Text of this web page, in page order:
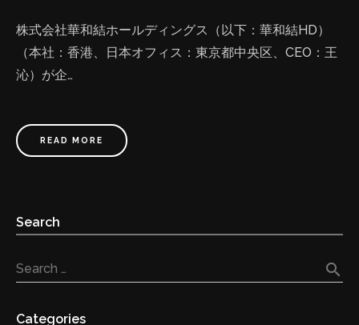
株式会社華和結ホールディングス（以下：華和結HD）
（本社：香港、日本オフィス：東京都中央区、CEO：王
沁）が企…
READ MORE
Search
Search … search
Categories